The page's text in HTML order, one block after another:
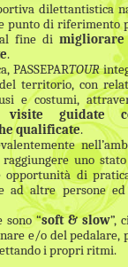
in bici Noleggio
dilettantistica
punto di riferimento
fine di
.
TOUR
territorio, con
e costumi,
guidate
qualificate.
uno
opportunità di
ad altre persone
sono “soft & slow”,
e/o del pedalare,
i propri ritmi.